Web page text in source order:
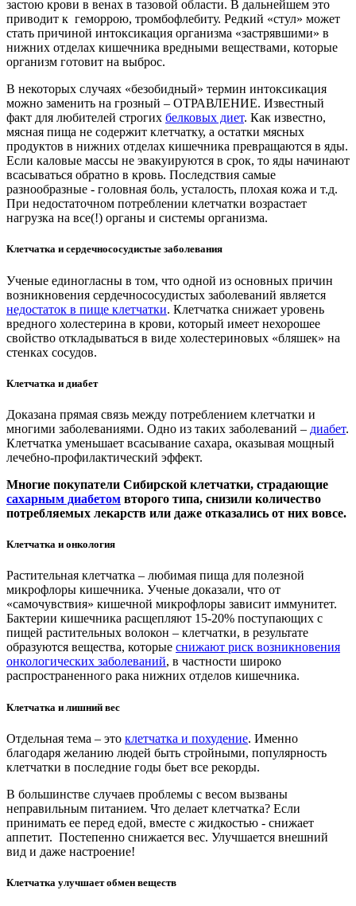
застою крови в венах в тазовой области. В дальнейшем это
приводит к геморрою, тромбофлебиту. Редкий «стул» может
стать причиной интоксикация организма «застрявшими» в
нижних отделах кишечника вредными веществами, которые
организм готовит на выброс.
В некоторых случаях «безобидный» термин интоксикация
можно заменить на грозный – ОТРАВЛЕНИЕ. Известный
факт для любителей строгих белковых диет. Как известно,
мясная пища не содержит клетчатку, а остатки мясных
продуктов в нижних отделах кишечника превращаются в яды.
Если каловые массы не эвакуируются в срок, то яды начинают
всасываться обратно в кровь. Последствия самые
разнообразные - головная боль, усталость, плохая кожа и т.д.
При недостаточном потреблении клетчатки возрастает
нагрузка на все(!) органы и системы организма.
Клетчатка и сердечнососудистые заболевания
Ученые единогласны в том, что одной из основных причин
возникновения сердечнососудистых заболеваний является
недостаток в пище клетчатки. Клетчатка снижает уровень
вредного холестерина в крови, который имеет нехорошее
свойство откладываться в виде холестериновых «бляшек» на
стенках сосудов.
Клетчатка и диабет
Доказана прямая связь между потреблением клетчатки и
многими заболеваниями. Одно из таких заболеваний – диабет.
Клетчатка уменьшает всасывание сахара, оказывая мощный
лечебно-профилактический эффект.
Многие покупатели Сибирской клетчатки, страдающие
сахарным диабетом второго типа, снизили количество
потребляемых лекарств или даже отказались от них вовсе.
Клетчатка и онкология
Растительная клетчатка – любимая пища для полезной
микрофлоры кишечника. Ученые доказали, что от
«самочувствия» кишечной микрофлоры зависит иммунитет.
Бактерии кишечника расщепляют 15-20% поступающих с
пищей растительных волокон – клетчатки, в результате
образуются вещества, которые снижают риск возникновения
онкологических заболеваний, в частности широко
распространенного рака нижних отделов кишечника.
Клетчатка и лишний вес
Отдельная тема – это клетчатка и похудение. Именно
благодаря желанию людей быть стройными, популярность
клетчатки в последние годы бьет все рекорды.
В большинстве случаев проблемы с весом вызваны
неправильным питанием. Что делает клетчатка? Если
принимать ее перед едой, вместе с жидкостью - снижает
аппетит. Постепенно снижается вес. Улучшается внешний
вид и даже настроение!
Клетчатка улучшает обмен веществ